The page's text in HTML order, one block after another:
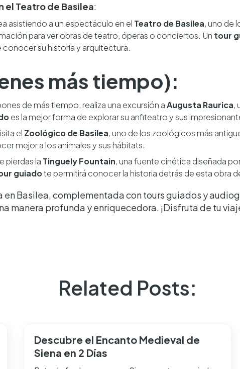
el Teatro de Basilea:
asistiendo a un espectáculo en el Teatro de Basilea, uno de
para ver obras de teatro, óperas o conciertos. Un tour
su historia y arquitectura.
más tiempo):
de más tiempo, realiza una excursión aAugusta Raurica,
es la mejor forma de explorar su anfiteatro y sus
el Zoológico de Basilea, uno de los zoológicos más
mejor a los animales y sus hábitats.
pierdas la Tinguely Fountain, una fuente cinética diseñada
guiadote permitirá conocer la historia detrás de esta obra
en Basilea, complementada con tours guiados y
manera profunda y enriquecedora. ¡Disfruta de tu
Related Posts:
Descubre el Encanto Medieval de
Siena en 2 Días